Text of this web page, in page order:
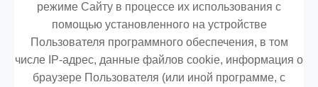
режиме Сайту в процессе их использования с
помощью установленного на устройстве
Пользователя программного обеспечения, в том
числе IP-адрес, данные файлов cookie, информация о
браузере Пользователя (или иной программе, с